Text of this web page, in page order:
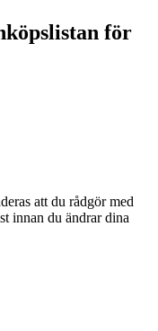
för
att du rådgör med
innan du ändrar dina